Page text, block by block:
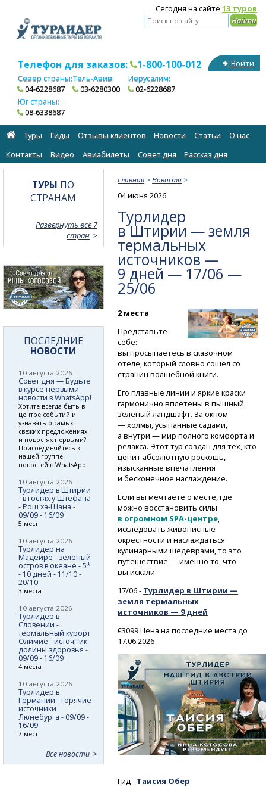
Сегодня на сайте 13 туров
Телефон для заказов: 1-800-100-012
Север страны:
04-6228687
Тель-Авив:
03-6280300
Иерусалим:
02-6228687
Юг страны:
08-6338687
Войти
Туры Гиды Отзывы клиентов Новости Статьи
О нас
Контакты
Видео Авиабилеты Cовет дня Рассказ дня
Главная >Новости >
04 июня 2026
Турлидер
в Штирии — земля
термальных
источников —
9 дней — 17/06 —
25/06
2 места
Представьте
себе:
вы просыпаетесь в сказочном
отеле, который словно сошел со
страниц волшебной книги.
Его плавные линии и яркие краски
гармонично вплетены в пышный
зелёный ландшафт. За окном
— холмы, усыпанные садами,
а внутри — мир полного комфорта и
релакса. Этот тур создан для тех, кто
ценит абсолютную роскошь,
изысканные впечатления
и бесконечное наслаждение.
Если вы мечтаете о месте, где
можно восстановить силы
в огромном SPA-центре,
исследовать живописные
окрестности и наслаждаться
кулинарными шедеврами, то это
путешествие — именно то, что
вы искали.
17/06 - Турлидер в Штирии —
земля термальных
источников — 9 дней
€3099 Цена на последние места до
17.06.2026
Гид - Таисия Обер
ТУРЫ ПО
СТРАНАМ
Развернуть все 7
стран
ПОСЛЕДНИЕ
НОВОСТИ
10 августа 2026
Совет дня — Будьте
в курсе первыми:
новости в WhatsApp!
Хотите всегда быть в
центре событий и
узнавать о самых
свежих предложениях
и новостях первыми?
Присоединяйтесь к
нашей группе
новостей в WhatsApp!
10 августа 2026
Турлидер в Штирии
- в гостях у Штефана
- Рош ха-Шана -
09/09 - 16/09
5 мест
10 августа 2026
Турлидер на
Мадейре - зеленый
остров в океане - 5*
- 10 дней - 11/10 -
20/10
3 места
10 августа 2026
Турлидер в
Словении -
термальный курорт
Олимие - источник
долины здоровья -
09/09 - 16/09
4 места
10 августа 2026
Турлидер в
Германии - горячие
источники
Люнебурга - 09/09 -
16/09
7 мест
Все новости